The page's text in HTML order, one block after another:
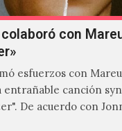
con
esfuerzos con
entrañable canción
De acuerdo con